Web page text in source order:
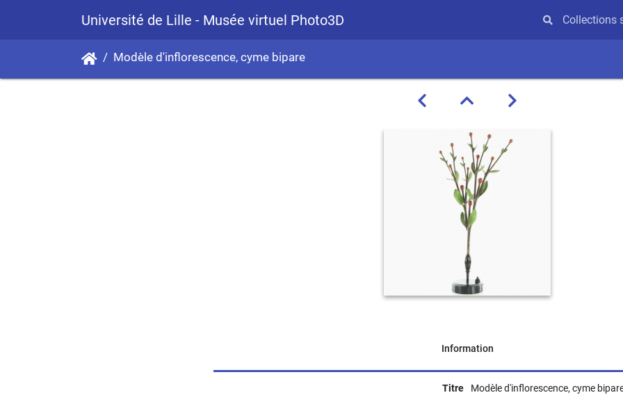
Université de Lille - Musée virtuel Photo3D Collections
Modèle d'inflorescence, cyme bipare
Information
Titre
Modèle d'inflorescence, cyme